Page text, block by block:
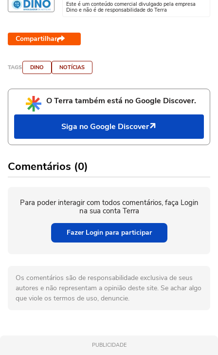
Este é um conteúdo comercial divulgado pela empresa
Dino e não é de responsabilidade do Terra
Compartilhar
TAGS DINO NOTÍCIAS
O Terra também está no Google Discover.
Siga no Google Discover
Comentários (0)
Para poder interagir com todos comentários, faça Login
na sua conta Terra
Fazer Login para participar
Os comentários são de responsabilidade exclusiva de seus
autores e não representam a opinião deste site. Se achar algo
que viole os termos de uso, denuncie.
PUBLICIDADE